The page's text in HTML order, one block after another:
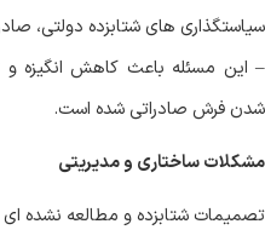
سیاستگذاری های شتابزده دولتی،
– این مسئله باعث کاهش انگیزه و
شدن فرش صادراتی شده است.
مشکلات ساختاری و مدیریتی
تصمیمات شتابزده و مطالعه